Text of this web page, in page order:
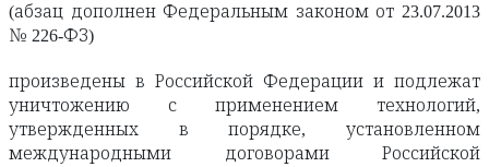
(абзац дополнен Федеральным законом от 23.07.2013
№ 226-ФЗ)
произведены в Российской Федерации и подлежат
уничтожению с применением технологий,
утвержденных в порядке, установленном
международными договорами Российской